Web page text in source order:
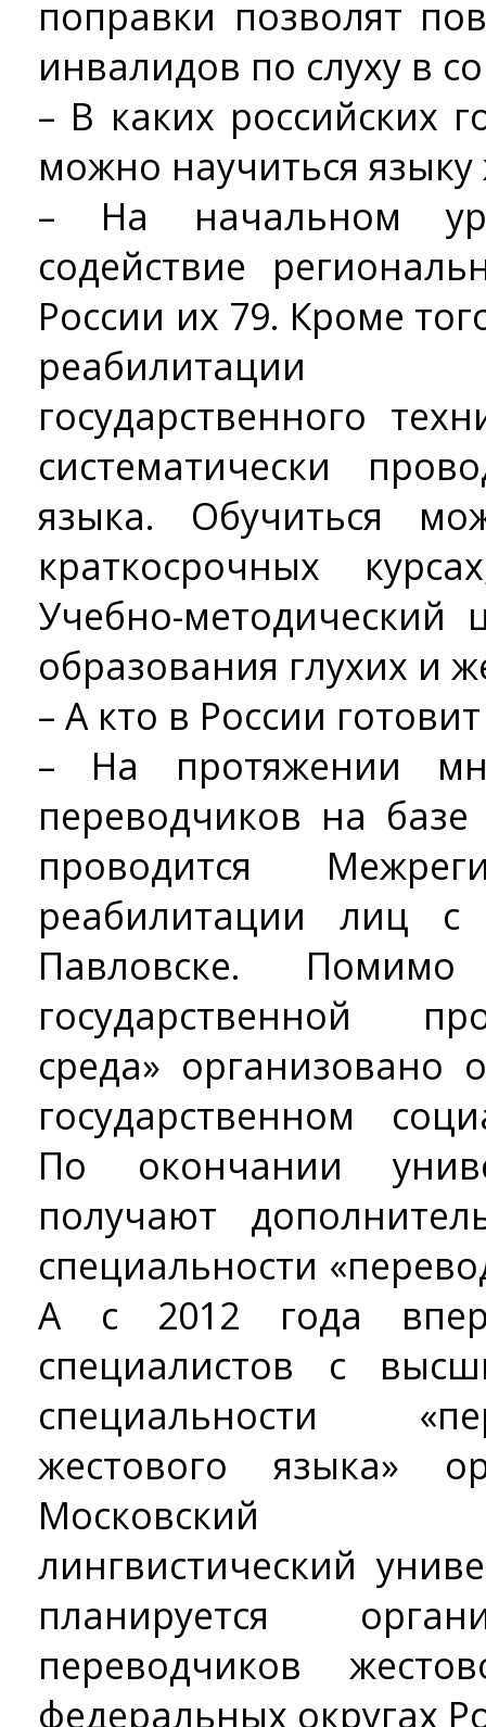
поправки позволят
инвалидов по слуху в
– В каких российских
можно научиться языку
– На начальном
содействие
России их 79. Кроме
реабилитации
государственного
систематически
языка. Обучиться
краткосрочных
Учебно-
образования глухих и
– А кто в России
– На протяжении
переводчиков на
проводится
реабилитации лиц
Павловске.
государственной
среда» организовано
государственном
По окончании
получают
специальности
А с 2012 года
специалистов с
специальности
жестового языка»
Московский
лингвистический
планируется
переводчиков
федеральных округах